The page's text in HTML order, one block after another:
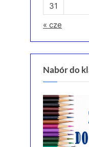
31
« cze
Nabór do